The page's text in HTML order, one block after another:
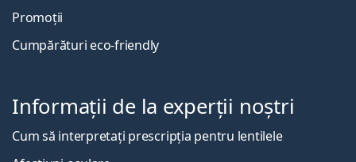
Promoții
Cumpărături eco-friendly
Informații de la experții noștri
Cum să interpretați prescripția pentru lentilele